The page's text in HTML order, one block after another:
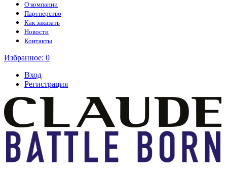
О компании
Партнерство
Как заказать
Новости
Контакты
Избранное: 0
Вход
Регистрация